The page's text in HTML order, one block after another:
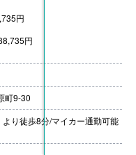
上
円
円
円
円
、子ども（18歳未満）4,000
月分）※前年度実績
円/月）
2.00％-）※前年度実績
町9-30
り徒歩8分/マイカー通勤可能